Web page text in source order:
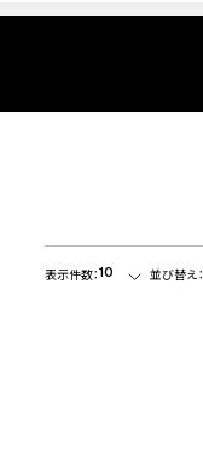
表示件数：10 並び替え：